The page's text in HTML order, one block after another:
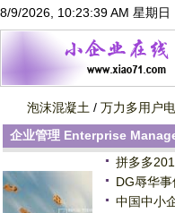
8/9/2026, 10:23:39 AM 星期日
泡沫混凝土 / 万力多用户
企业管理 Enterprise
拼多多
DG辱华
中国中小